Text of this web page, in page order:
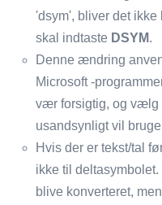
'dsym', bliver det
skal indtaste DSYM.
Denne ændring
Microsoft -
vær forsigtig, og vælg
usandsynligt vil
Hvis der er tekst/tal
ikke til
blive konverteret,